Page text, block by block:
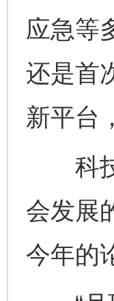
应急等
还是首
新平台
科技
会发展
今年的